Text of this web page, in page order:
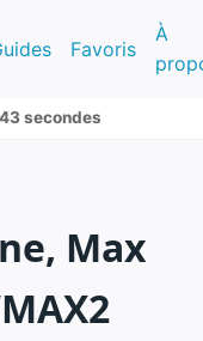
Favoris
À
secondes
Max